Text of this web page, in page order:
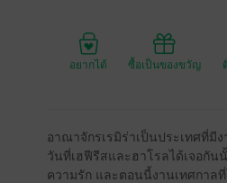
อยากได้ ซื้อเป็นของขวัญ
อาณาจักรเรมิร่าเป็นประเทศที่มี
วันที่เฮฟีรีสและฮาโรลได้เจอกัน
ความรัก และตอนนี้งานเทศกาล